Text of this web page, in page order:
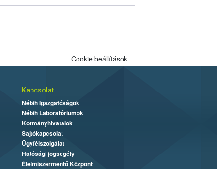
Cookie beállítások
Kapcsolat
Nébih Igazgatóságok
Nébih Laboratóriumok
Kormányhivatalok
Sajtókapcsolat
Ügyfélszolgálat
Hatósági jogsegély
Élelmiszermentő Központ